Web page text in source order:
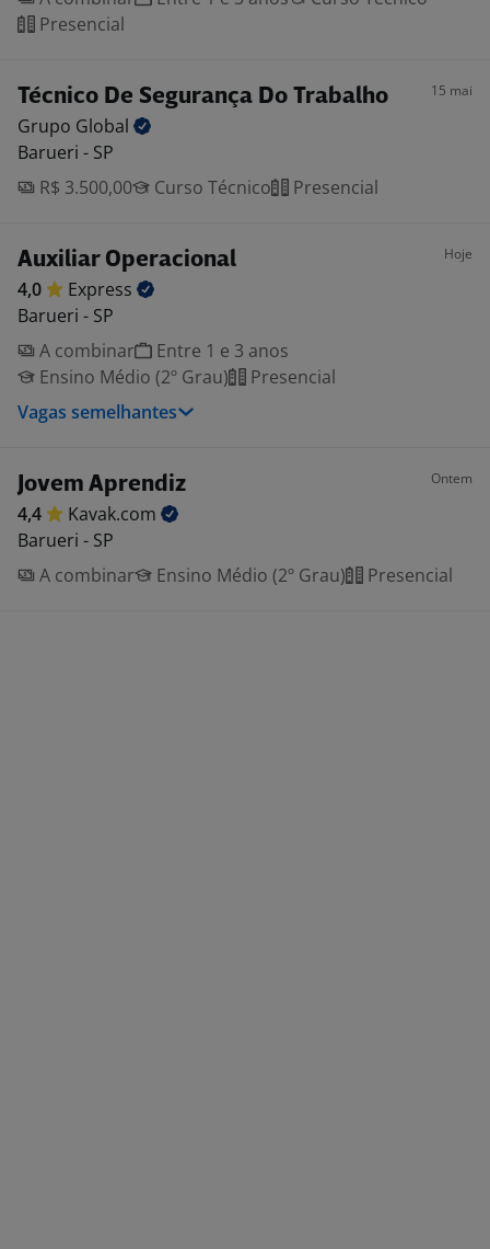
Presencial
Técnico De Segurança Do Trabalho 15 mai
Grupo Global
Barueri - SP
R$ 3.500,00
Curso Técnico Presencial
Auxiliar Operacional Hoje
4,0
Express
Barueri - SP
A combinar
Entre 1 e 3 anos
Ensino Médio (2º Grau)
Presencial
Vagas semelhantes
Jovem Aprendiz Ontem
4,4
Kavak.com
Barueri - SP
A combinar
Ensino Médio (2º Grau) Presencial